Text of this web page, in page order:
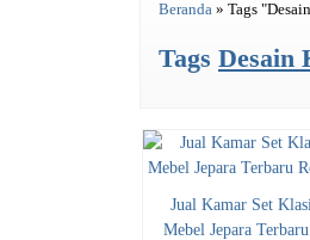
Beranda » Tags
Tags Desain
Jual Kamar Set
Mebel Jepara